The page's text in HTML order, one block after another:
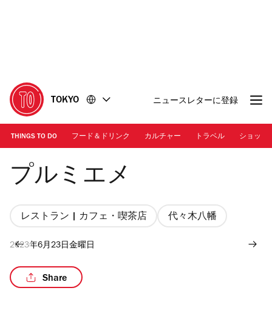
に
移
動
移
動
TOKYO ニュースレターに登録
THINGS TO DO フード＆ドリンク カルチャー トラベル ショッピ
Photo: Kisa Toyoshima
プルミエメ
レストラン | カフェ・喫茶店 代々木八幡
2023年6月23日金曜日
Share